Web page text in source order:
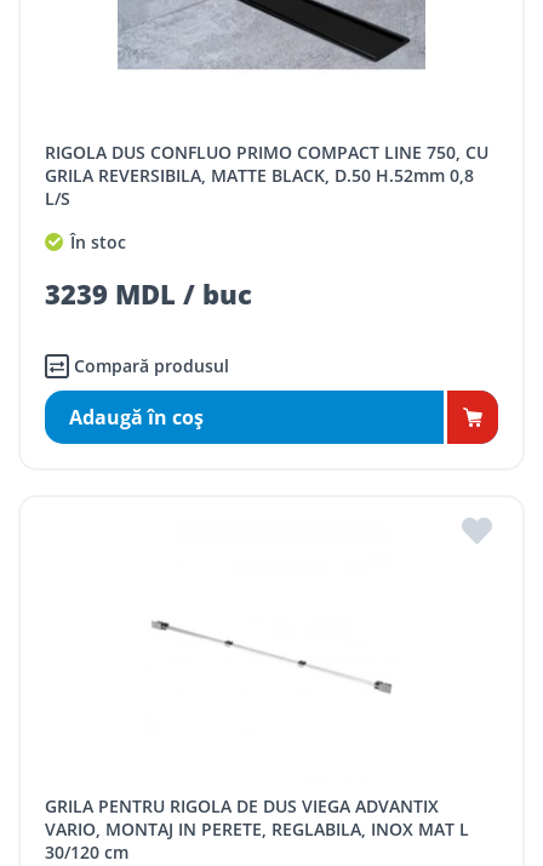
RIGOLA DUS CONFLUO PRIMO COMPACT LINE 750, CU
GRILA REVERSIBILA, MATTE BLACK, D.50 H.52mm 0,8
L/S
În stoc
3239 MDL / buc
Compară produsul
Adaugă în coş
GRILA PENTRU RIGOLA DE DUS VIEGA ADVANTIX
VARIO, MONTAJ IN PERETE, REGLABILA, INOX MAT L
30/120 cm